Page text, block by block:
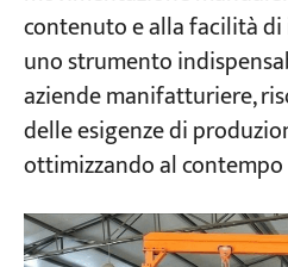
contenuto e alla facilità
uno strumento
aziende manifatturiere,
delle esigenze di
ottimizzando al